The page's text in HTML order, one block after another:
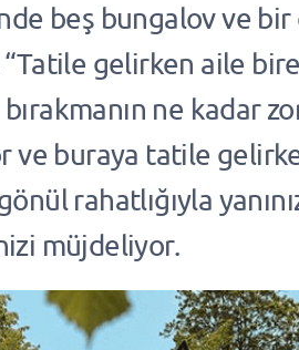
beş bungalov ve
gelirken aile
bırakmanın ne kadar
ve buraya tatile
rahatlığıyla
müjdeliyor.